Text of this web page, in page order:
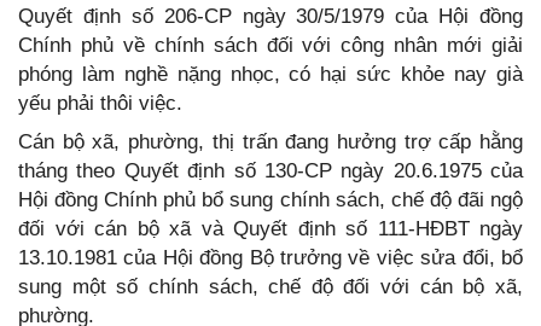
Quyết định số 206-CP ngày 30/5/1979 của Hội đồng
Chính phủ về chính sách đối với công nhân mới giải
phóng làm nghề nặng nhọc, có hại sức khỏe nay già
yếu phải thôi việc.
Cán bộ xã, phường, thị trấn đang hưởng trợ cấp hằng
tháng theo Quyết định số 130-CP ngày 20.6.1975 của
Hội đồng Chính phủ bổ sung chính sách, chế độ đãi ngộ
đối với cán bộ xã và Quyết định số 111-HĐBT ngày
13.10.1981 của Hội đồng Bộ trưởng về việc sửa đổi, bổ
sung một số chính sách, chế độ đối với cán bộ xã,
phường.